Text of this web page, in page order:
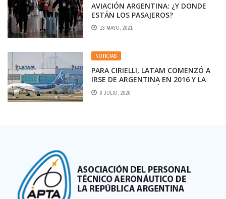
AVIACIÓN ARGENTINA: ¿Y DONDE
ESTÁN LOS PASAJEROS?
13 MAYO, 2021
NOTICIAS
PARA CIRIELLI, LATAM COMENZÓ A
IRSE DE ARGENTINA EN 2016 Y LA
PANDEMIA ACELERÓ PLANES
6 JULIO, 2020